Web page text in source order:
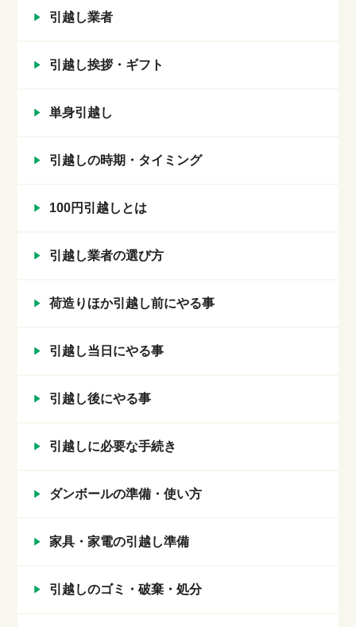
引越し業者
引越し挨拶・ギフト
単身引越し
引越しの時期・タイミング
100円引越しとは
引越し業者の選び方
荷造りほか引越し前にやる事
引越し当日にやる事
引越し後にやる事
引越しに必要な手続き
ダンボールの準備・使い方
家具・家電の引越し準備
引越しのゴミ・破棄・処分